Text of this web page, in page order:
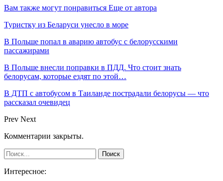
Вам также могут понравиться Еще от автора
Туристку из Беларуси унесло в море
В Польше попал в аварию автобус с белорусскими
пассажирами
В Польше внесли поправки в ПДД. Что стоит знать
белорусам, которые ездят по этой…
В ДТП с автобусом в Таиланде пострадали белорусы — что
рассказал очевидец
Prev Next
Комментарии закрыты.
Интересное: